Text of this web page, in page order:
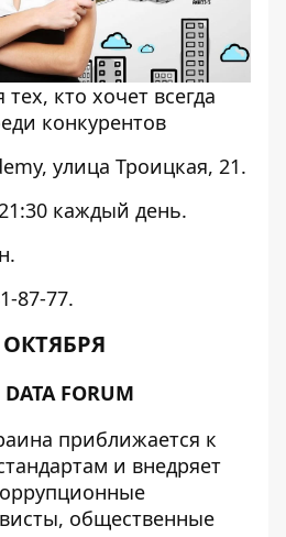
кто хочет всегда
конкурентов
улица Троицкая, 21.
каждый день.
87-77.
ОКТЯБРЯ
DATA FORUM
приближается к
и внедряет
общественные